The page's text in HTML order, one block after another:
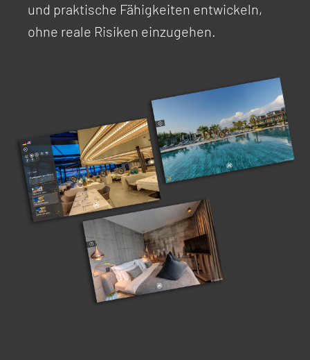
und praktische Fähigkeiten entwickeln,
ohne reale Risiken einzugehen.